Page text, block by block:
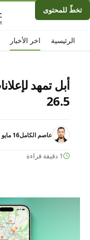
تخطّ للمحتوى
الرئيسية اخر الأخبار
26.5
عاصم الكامل16 مايو 2026 - 9:23ص
1 دقيقة قراءة